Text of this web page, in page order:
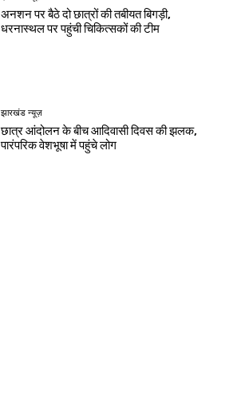
निशुल्क उपचार